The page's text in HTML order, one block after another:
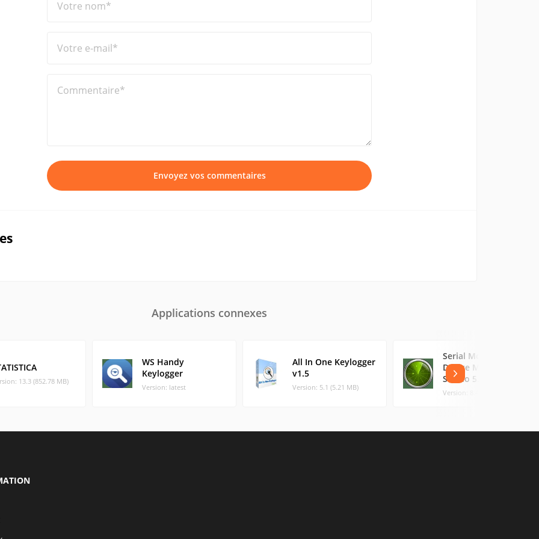
Votre nom*
Votre e-mail*
Commentaire*
Envoyez vos commentaires
Applications connexes
13.3 (852.78 MB)
WS Handy
Keylogger
Version: latest
All In One Keylogger
v1.5
Version: 5.1 (5.21 MB)
Serial Monitor
Device Monitoring
Studio 5.22.00.1627
Version: 8.42.00. (15.64 MB)